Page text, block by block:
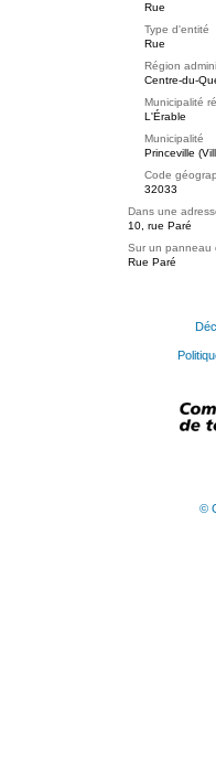
Rue
Type d'entité
Rue
Région
Centre-du-
Municipalité
L'Érable
Municipalité
Princeville
Code
32033
Dans une
10, rue Paré
Sur un panneau
Rue Paré
©